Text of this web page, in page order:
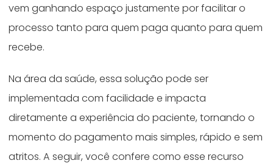
vem ganhando espaço justamente por facilitar o
processo tanto para quem paga quanto para quem
recebe.
Na área da saúde, essa solução pode ser
implementada com facilidade e impacta
diretamente a experiência do paciente, tornando o
momento do pagamento mais simples, rápido e sem
atritos. A seguir, você confere como esse recurso